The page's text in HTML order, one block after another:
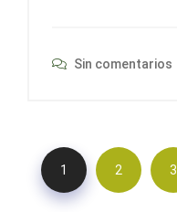
Sin comentarios
1 2 3